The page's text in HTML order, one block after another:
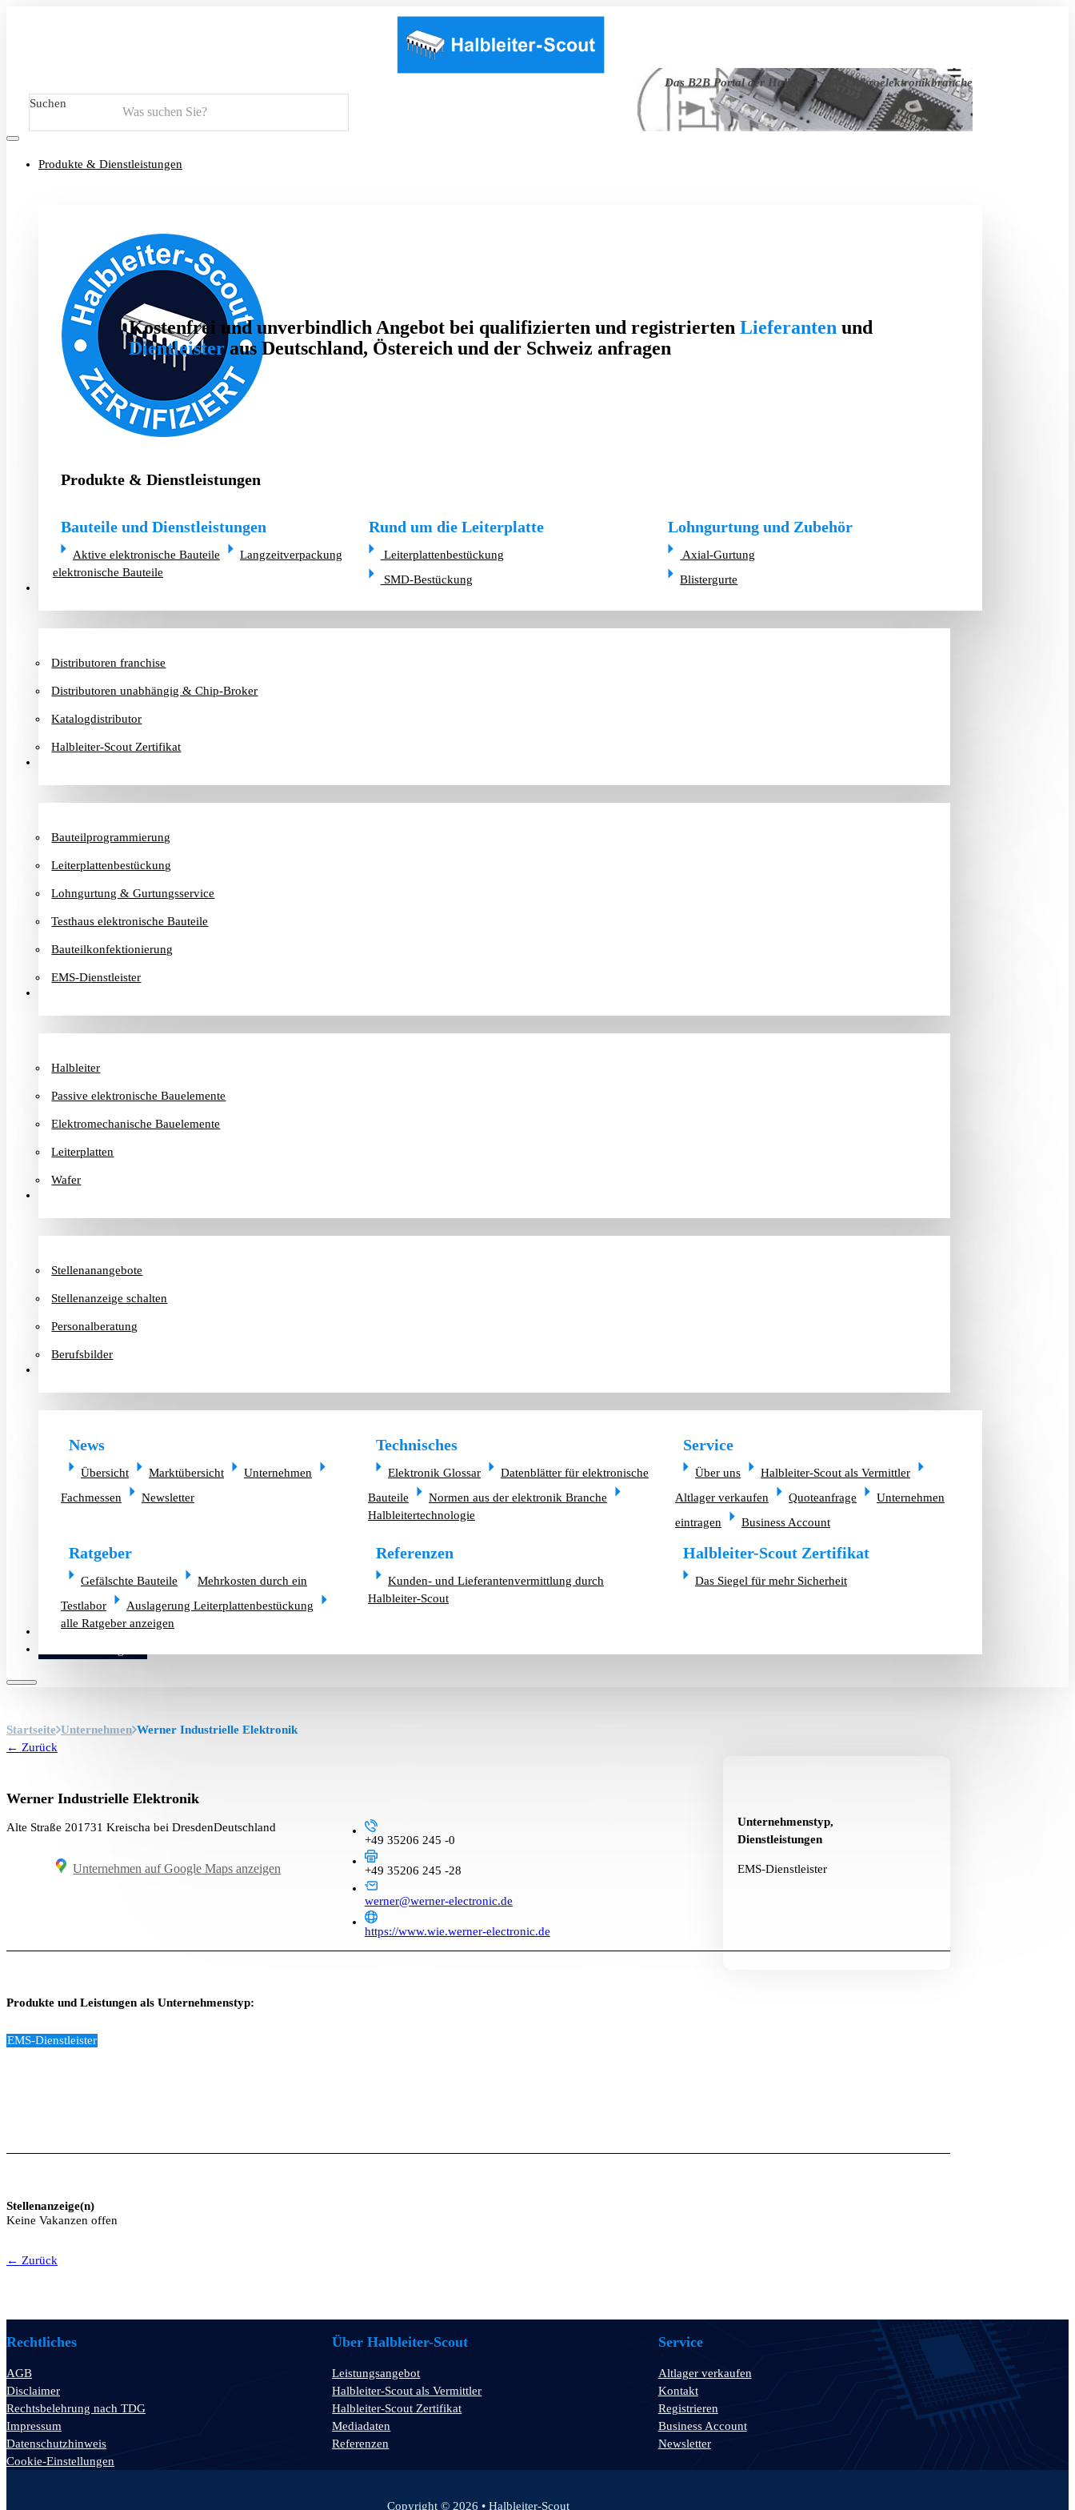
Das B2B Portal der Halbleiter- und Mikroelektronikbranche
Suchen
Produkte & Dienstleistungen
Kostenfrei und unverbindlich Angebot bei qualifizierten und registrierten Lieferanten und
Dientleisteraus Deutschland, Östereich und der Schweiz anfragen
Produkte & Dienstleistungen
Bauteile und Dienstleistungen
Aktive elektronische Bauteile
Langzeitverpackung
elektronische Bauteile
Rund um die Leiterplatte
Leiterplattenbestückung
SMD-Bestückung
Lohngurtung und Zubehör
Axial-Gurtung
Blistergurte
Distributoren franchise
Distributoren unabhängig & Chip-Broker
Katalogdistributor
Halbleiter-Scout Zertifikat
Bauteilprogrammierung
Leiterplattenbestückung
Lohngurtung & Gurtungsservice
Testhaus elektronische Bauteile
Bauteilkonfektionierung
EMS-Dienstleister
Halbleiter
Passive elektronische Bauelemente
Elektromechanische Bauelemente
Leiterplatten
Wafer
Stellenanangebote
Stellenanzeige schalten
Personalberatung
Berufsbilder
News
Übersicht Marktübersicht
Unternehmen
Fachmessen
Newsletter
Technisches
Elektronik Glossar
Datenblätter für elektronische
Bauteile
Normen aus der elektronik Branche
Halbleitertechnologie
Service
Über uns
Halbleiter-Scout als Vermittler
Altlager verkaufen
Quoteanfrage
Unternehmen
eintragen
Business Account
Ratgeber
Gefälschte Bauteile
Mehrkosten durch ein
Testlabor
Auslagerung Leiterplattenbestückung
alle Ratgeber anzeigen
Referenzen
Kunden- und Lieferantenvermittlung durch
Halbleiter-Scout
Halbleiter-Scout Zertifikat
Das Siegel für mehr Sicherheit
Altlager verkaufen
Startseite Unternehmen Werner Industrielle Elektronik
← Zurück
Werner Industrielle Elektronik
Alte Straße 201731 Kreischa bei DresdenDeutschland
Unternehmen auf Google Maps anzeigen
+49 35206 245 -0
+49 35206 245 -28
werner@werner-electronic.de
https://www.wie.werner-electronic.de
Produkte und Leistungen als Unternehmenstyp:
EMS-Dienstleister
Unternehmenstyp,
Dienstleistungen
EMS-Dienstleister
Stellenanzeige(n)
Keine Vakanzen offen
← Zurück
Rechtliches
AGB
Disclaimer
Rechtsbelehrung nach TDG
Impressum
Datenschutzhinweis
Cookie-Einstellungen
Über Halbleiter-Scout
Leistungsangebot
Halbleiter-Scout als Vermittler
Halbleiter-Scout Zertifikat
Mediadaten
Referenzen
Service
Altlager verkaufen
Kontakt
Registrieren
Business Account
Newsletter
Copyright © 2026 • Halbleiter-Scout